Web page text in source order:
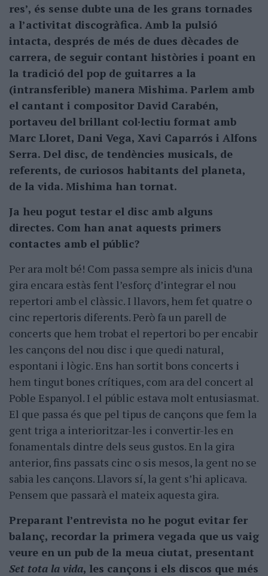
res’, és sense dubte una de les grans tornades
a l’activitat discogràfica. Amb la pulsió
intacta, després de més de dues dècades de
carrera, de seguir contant històries i poant en
la tradició del pop de guitarres a la
(intransferible) manera Mishima. Parlem amb
el cantant i compositor David Carabén,
portaveu del brillant col·lectiu format amb
Marc Lloret, Dani Vega, Xavi Caparrós i Alfons
Serra. Del disc, de tendències musicals, de
referents, de curiosos habitants del planeta,
de la vida. Mishima han tornat.
Ja heu pogut testar el disc amb alguns
directes. Com han anat aquests primers
contactes amb el públic?
Per ara molt bé! Com passa sempre als inicis d’una
gira encara estàs fent l’esforç d’integrar el nou
repertori amb el clàssic. I llavors, hem fet quatre o
cinc repertoris diferents. Però fa un parell de
concerts que hem trobat el repertori bo per encabir
les cançons del nou disc i que quedi natural,
espontani i lògic. Ens han sortit bons concerts i
hem tingut bones crítiques, com ara del concert al
Poble Espanyol. I el públic estava molt entusiasmat.
El que passa és que pel tipus de cançons que fem la
gent triga a interioritzar-les i convertir-les en
fonamentals dintre dels seus gustos. En la gira
anterior, fins passats cinc o sis mesos, la gent no se
sabia les cançons. Llavors sí, la gent s’hi aplicava.
Pensem que passarà el mateix aquesta gira.
Preparant l’entrevista no he pogut evitar fer
balanç, recordar la primera vegada que us vaig
veure en un pub de la meua ciutat, presentant
Set tota la vida, les cançons i els discos que més